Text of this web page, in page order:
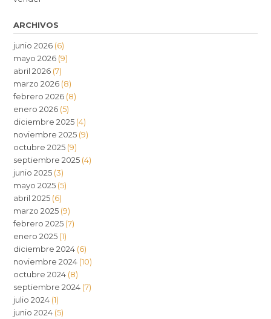
ARCHIVOS
junio 2026 (6)
mayo 2026 (9)
abril 2026 (7)
marzo 2026 (8)
febrero 2026 (8)
enero 2026 (5)
diciembre 2025 (4)
noviembre 2025 (9)
octubre 2025 (9)
septiembre 2025 (4)
junio 2025 (3)
mayo 2025 (5)
abril 2025 (6)
marzo 2025 (9)
febrero 2025 (7)
enero 2025 (1)
diciembre 2024 (6)
noviembre 2024 (10)
octubre 2024 (8)
septiembre 2024 (7)
julio 2024 (1)
junio 2024 (5)